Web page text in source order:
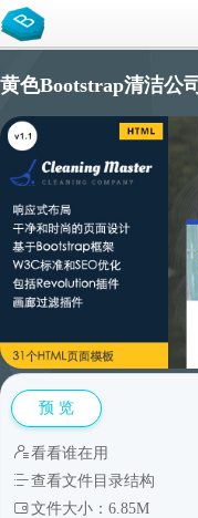
黄色Bootstrap清洁公
预 览
看看谁在用
查看文件目录结构
文件大小：6.85M